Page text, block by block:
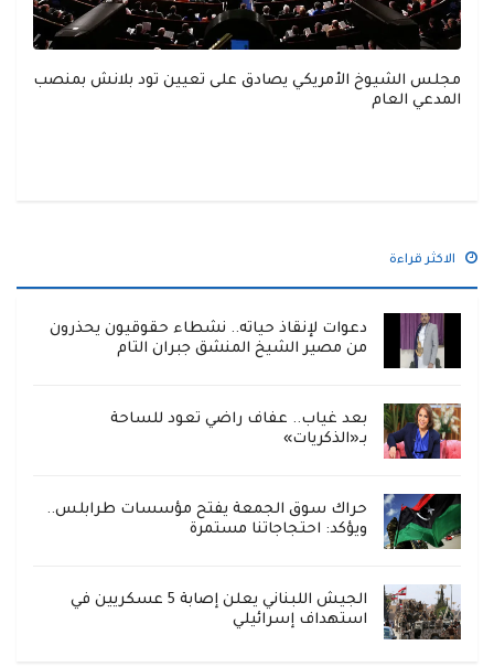
مجلس الشيوخ الأمريكي يصادق على تعيين تود بلانش بمنصب
المدعي العام
الاكثر قراءة
دعوات لإنقاذ حياته.. نشطاء حقوقيون يحذرون
من مصير الشيخ المنشق جبران التام
بعد غياب.. عفاف راضي تعود للساحة
بـ«الذكريات»
حراك سوق الجمعة يفتح مؤسسات طرابلس..
ويؤكد: احتجاجاتنا مستمرة
الجيش اللبناني يعلن إصابة 5 عسكريين في
استهداف إسرائيلي